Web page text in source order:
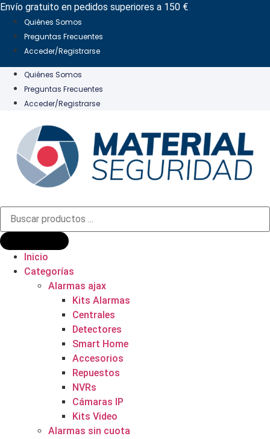
Ir
contenido
Envío gratuito en pedidos superiores a 150 €
Quiénes Somos
Preguntas Frecuentes
Acceder/Registrarse
Quiénes Somos
Preguntas Frecuentes
Acceder/Registrarse
Búsqueda
productos
Inicio
Categorías
Alarmas ajax
Kits Alarmas
Centrales
Detectores
Smart Home
Accesorios
Repuestos
NVRs
Cámaras IP
Kits Video
Alarmas sin cuota